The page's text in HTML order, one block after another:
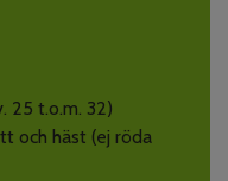
25 t.o.m. 32)
och häst (ej röda